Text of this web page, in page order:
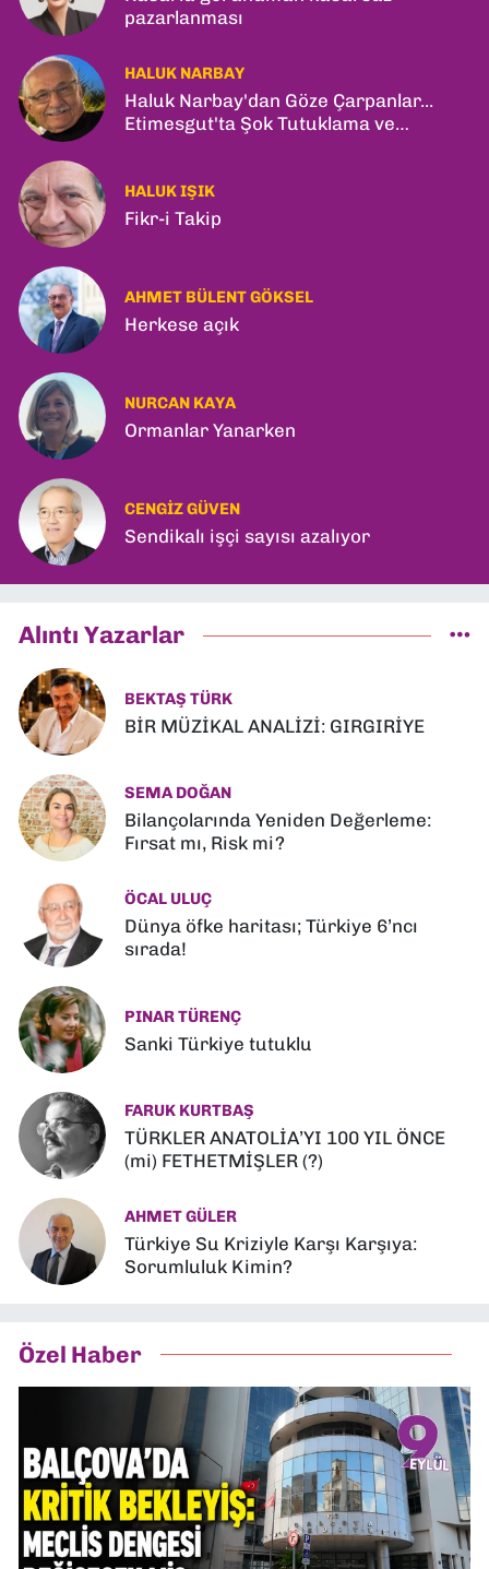
pazarlanması
HALUK NARBAY
Haluk Narbay'dan Göze Çarpanlar...
Etimesgut'ta Şok Tutuklama ve
HALUK IŞIK
Fikr-i Takip
AHMET BÜLENT GÖKSEL
Herkese açık
NURCAN KAYA
Ormanlar Yanarken
CENGIZ GÜVEN
Sendikalı işçi sayısı azalıyor
Alıntı Yazarlar
BEKTAŞ TÜRK
BİR MÜZİKAL ANALİZİ: GIRGIRİYE
SEMA DOĞAN
Bilançolarında Yeniden Değerleme:
Fırsat mı, Risk mi?
ÖCAL ULUÇ
Dünya öfke haritası; Türkiye 6’ncı
sırada!
PINAR TÜRENÇ
Sanki Türkiye tutuklu
FARUK KURTBAŞ
TÜRKLER ANATOLİA’YI 100 YIL ÖNCE
(mi) FETHETMİŞLER (?)
AHMET GÜLER
Türkiye Su Kriziyle Karşı Karşıya:
Sorumluluk Kimin?
Özel Haber